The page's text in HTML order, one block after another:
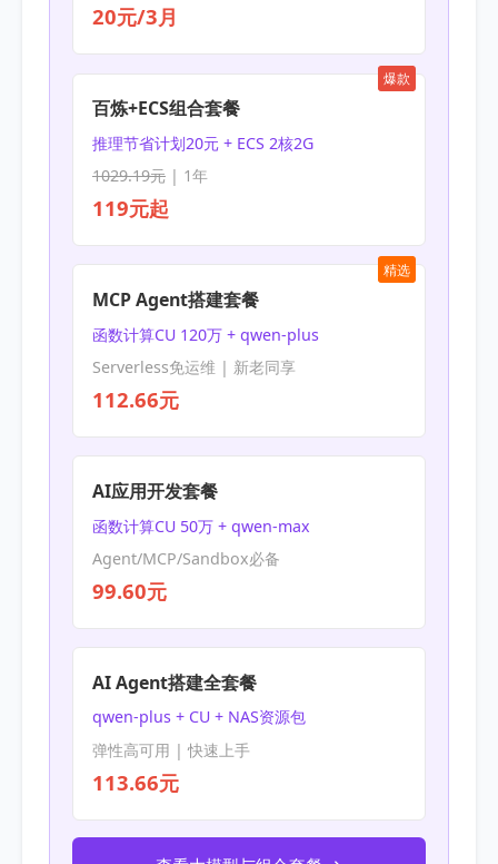
20元/3月
爆款
百炼+ECS组合套餐
推理节省计划20元 + ECS 2核2G
1029.19元| 1年
119元起
精选
MCP Agent搭建套餐
函数计算CU 120万 + qwen-plus
Serverless免运维 | 新老同享
112.66元
AI应用开发套餐
函数计算CU 50万 + qwen-max
Agent/MCP/Sandbox必备
99.60元
AI Agent搭建全套餐
qwen-plus + CU + NAS资源包
弹性高可用 | 快速上手
113.66元